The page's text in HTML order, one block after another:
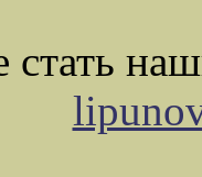
стать